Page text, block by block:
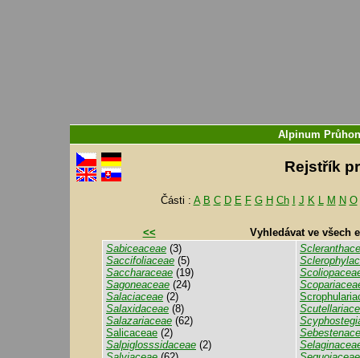
Alpinum
Rejstřík
Části : A B C D E F G H Ch J K L M N O
<<
Vyhledávat ve všech
Sabiceaceae (3)
Saccifoliaceae (5)
Saccharaceae (19)
Sagoneaceae (24)
Salaciaceae (2)
Salaxidaceae (8)
Salazariaceae (62)
Salicaceae (2)
Salpiglosssidaceae (2)